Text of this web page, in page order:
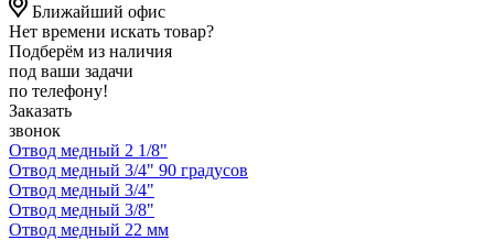
Ближайший офис
Нет времени искать товар?
Подберём из наличия
под ваши задачи
по телефону!
Заказать
звонок
Отвод медный 2 1/8"
Отвод медный 3/4" 90 градусов
Отвод медный 3/4"
Отвод медный 3/8"
Отвод медный 22 мм